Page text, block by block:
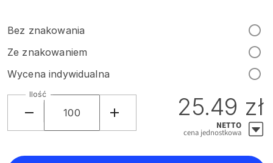
Bez znakowania
Ze znakowaniem
Wycena indywidualna
Ilość 25.49 zł
NETTO
cena jednostkowa